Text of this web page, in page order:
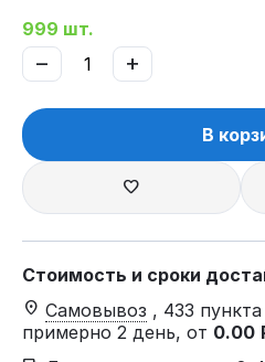
999 шт.
+
−
В
Стоимость и сроки
Самовывоз , 433
примерно 2 день, от 0.00